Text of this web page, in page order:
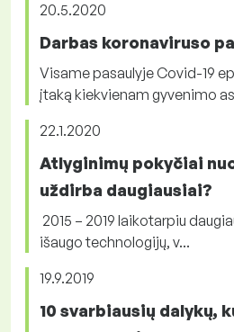
20.5.2020
Darbas koronaviruso
Visame pasaulyje Covid-19
įtaką kiekvienam gyvenimo
22.1.2020
Atlyginimų pokyčiai
uždirba daugiausiai?
2015 – 2019 laikotarpiu
išaugo technologijų, v...
19.9.2019
10 svarbiausių dalykų,